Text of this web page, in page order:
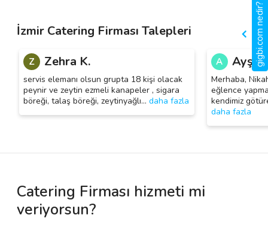
İzmir Catering Firması Talepleri
Z Zehra K.
servis elemanı olsun grupta 18 kişi olacak
peynir ve zeytin ezmeli kanapeler , sigara
böreği, talaş böreği, zeytinyağlı… daha fazla
A
Merhaba,
eğlence
kendimiz
daha fazla
Catering Firması hizmeti mi
veriyorsun?
gigbi.com nedir?